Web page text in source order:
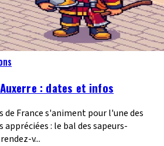
: dates et infos
de France s'animent pour l'une des
: le bal des sapeurs-
v...